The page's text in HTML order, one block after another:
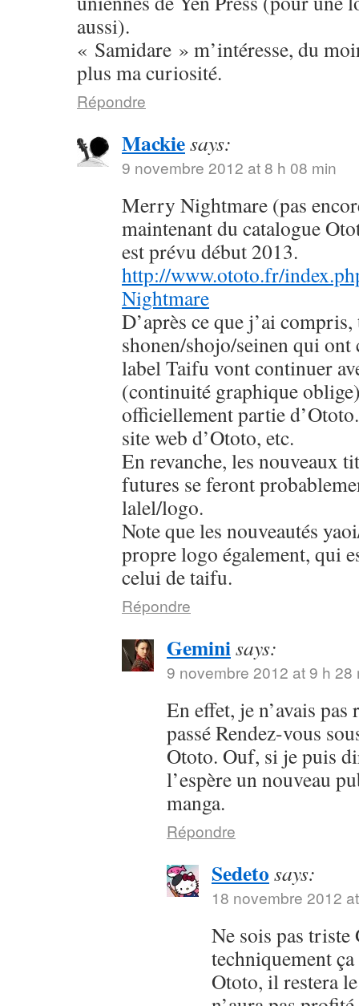
aussi).
« Samidare » m’intéresse, du
plus ma curiosité.
Répondre
Mackiesays:
9 novembre 2012 at 8 h 08 min
Merry Nightmare (pas
maintenant du catalogue
est prévu début 2013.
http://www.ototo.fr/
Nightmare
D’après ce que j’ai
shonen/shojo/seinen qui ont
label Taifu vont continuer
(continuité graphique
officiellement partie
site web d’Ototo, etc.
En revanche, les nouveaux
futures se feront
lalel/logo.
Note que les nouveautés
propre logo également, qui
celui de taifu.
Répondre
Geminisays:
9 novembre 2012 at 9 h 28
En effet, je n’avais
passé Rendez-vous
Ototo. Ouf, si je puis
l’espère un nouveau
manga.
Répondre
Sedeto says:
18 novembre 2012
Ne sois pas
techniquement
Ototo, il restera